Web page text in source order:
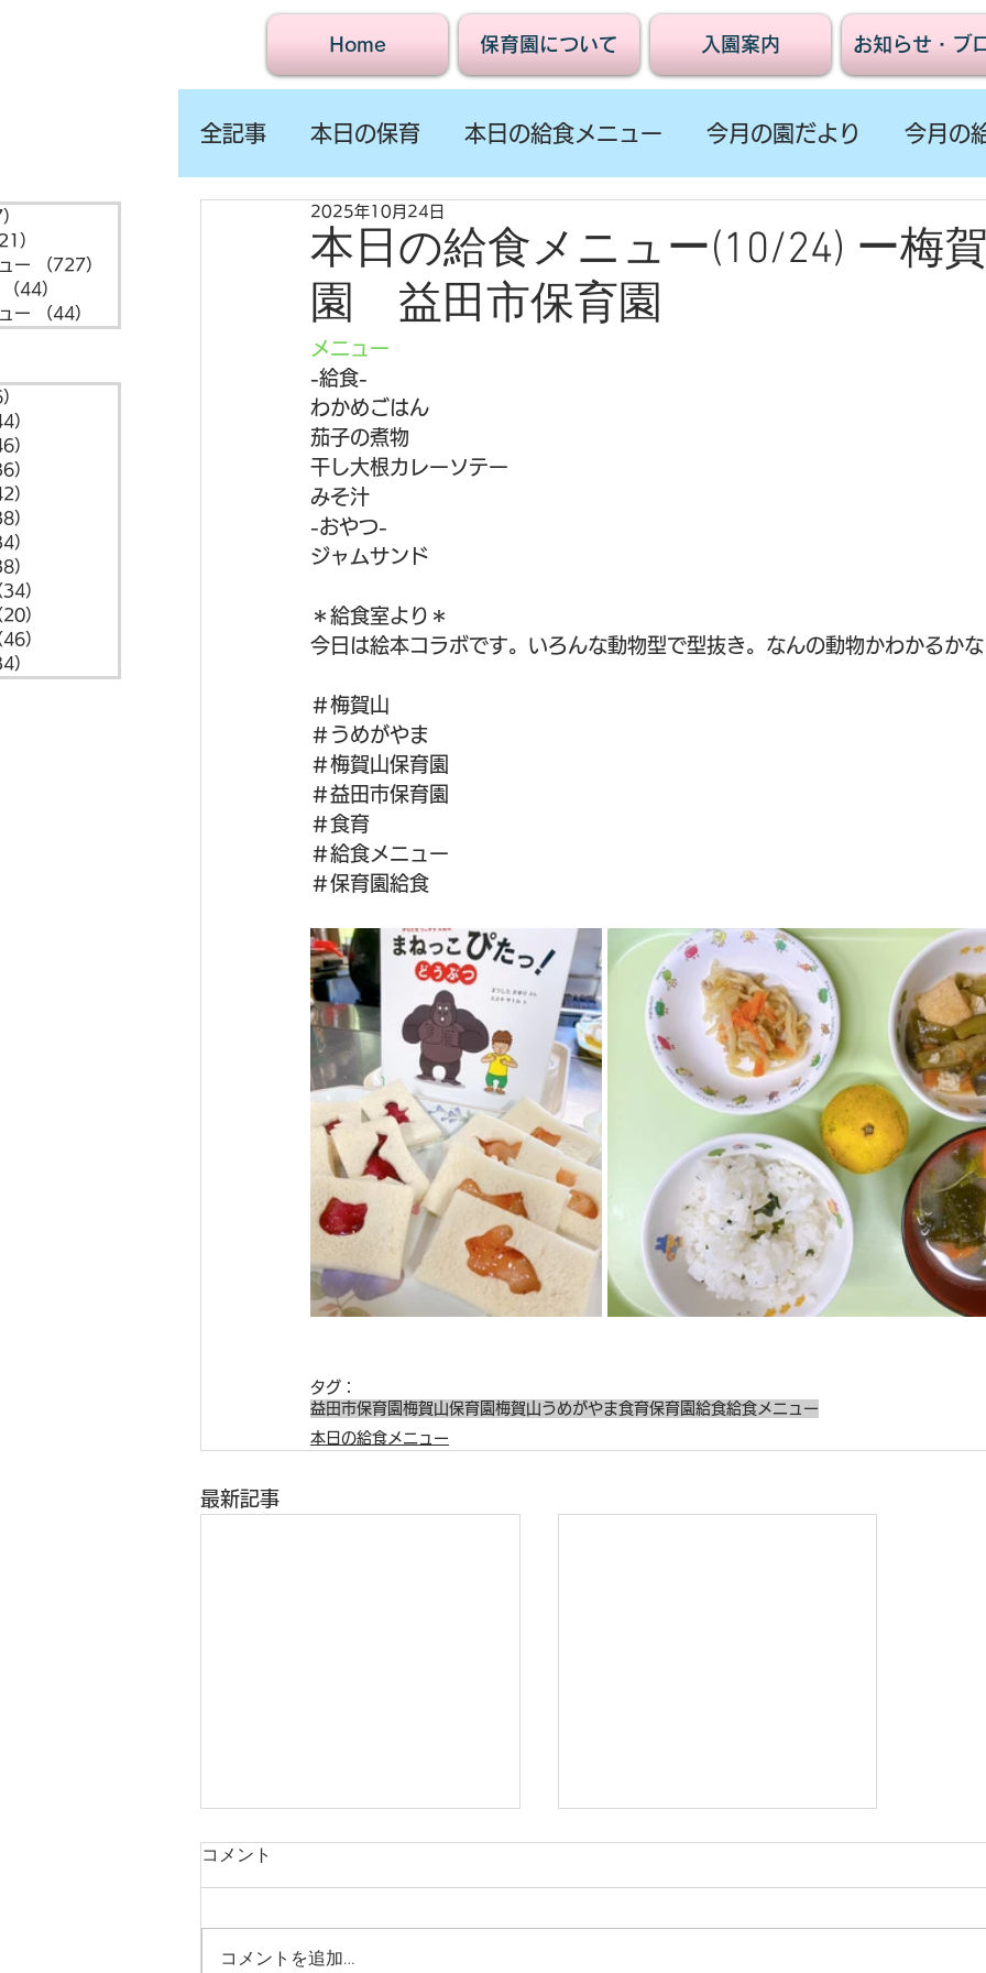
Home 保育園について 入園案内 お知らせ・ブ
）
ー
（727）
（44）
ー
（44）
）
）
）
）
）
）
）
）
）
）
）
全記事 本日の保育 本日の給食メニュー 今月の園だより 今月の
本日の給食メニュー(10/24) ー梅
園 益田市保育園
2025年10月24日
メニュー
-給食-
わかめごはん
茄子の煮物
干し大根カレーソテー
みそ汁
-おやつ-
ジャムサンド
＊給食室より＊
今日は絵本コラボです。いろんな動物型で型抜き。なんの動物かわかるか
＃梅賀山
＃うめがやま
＃梅賀山保育園
＃益田市保育園
＃食育
＃給食メニュー
＃保育園給食
タグ：
益田市保育園 梅賀山保育園 梅賀山うめがやま食育保育園給食給食メニュー
本日の給食メニュー
最新記事
コメント
コメントを追加…